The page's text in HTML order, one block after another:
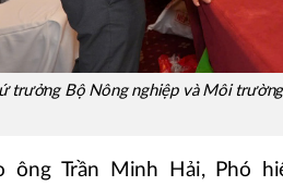
trưởng Bộ Nông nghiệp và Môi
ông Trần Minh Hải, Phó